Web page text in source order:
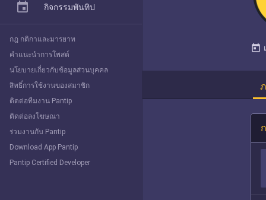
today
Explore
กิจกรรมพันทิป
กฎ กติกาและมารยาท
คำแนะนำการโพสต์
นโยบายเกี่ยวกับข้อมูลส่วนบุคคล
สิทธิ์การใช้งานของสมาชิก
ติดต่อทีมงาน Pantip
ติดต่อลงโฆษณา
ร่วมงานกับ Pantip
Download App Pantip
Pantip Certified Developer